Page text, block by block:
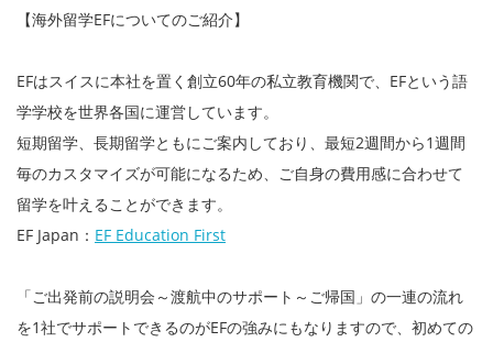
【海外留学EFについてのご紹介】
EFはスイスに本社を置く創立60年の私立教育機関で、EFという語
学学校を世界各国に運営しています。
短期留学、長期留学ともにご案内しており、最短2週間から1週間
毎のカスタマイズが可能になるため、ご自身の費用感に合わせて
留学を叶えることができます。
EF Japan： EF Education First
「ご出発前の説明会～渡航中のサポート～ご帰国」の一連の流れ
を1社でサポートできるのがEFの強みにもなりますので、初めての